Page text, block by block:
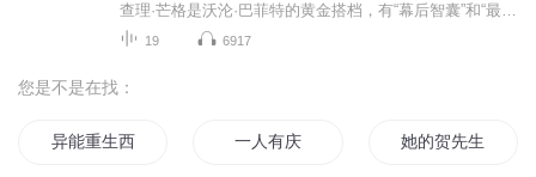
19 6917
您是不是在找：
异能重生西门庆 一人有庆 她的贺先生